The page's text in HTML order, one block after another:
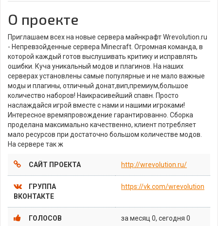
О проекте
Приглашаем всех на новые сервера майнкрафт Wrevolution.ru
- Непревзойденные сервера Minecraft. Огромная команда, в
которой каждый готов выслушивать критику и исправлять
ошибки. Куча уникальный модов и плагинов. На наших
серверах установлены самые популярные и не мало важные
моды и плагины, отличный донат,вип,премиум,большое
количество наборов! Наикрасивейший спавн. Просто
наслаждайся игрой вместе с нами и нашими игроками!
Интересное времяпровождение гарантированно. Сборка
проделана максимально качественно, клиент потребляет
мало ресурсов при достаточно большом количестве модов.
На сервере так ж
САЙТ ПРОЕКТА http://wrevolution.ru/
ГРУППА
ВКОНТАКТЕ
https://vk.com/wrevolution
ГОЛОСОВ за месяц 0, сегодня 0